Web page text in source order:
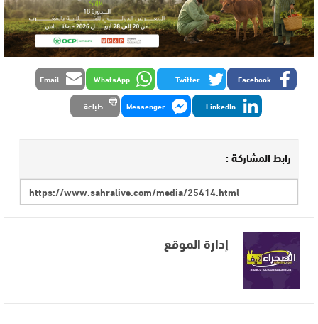
Facebook
Twitter
WhatsApp
Email
LinkedIn
Messenger طباعة
رابط المشاركة :
إدارة الموقع